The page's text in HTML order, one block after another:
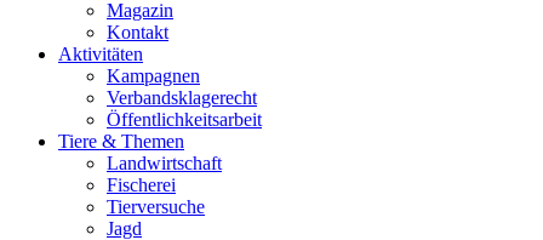
Magazin
Kontakt
Aktivitäten
Kampagnen
Verbandsklagerecht
Öffentlichkeitsarbeit
Tiere & Themen
Landwirtschaft
Fischerei
Tierversuche
Jagd